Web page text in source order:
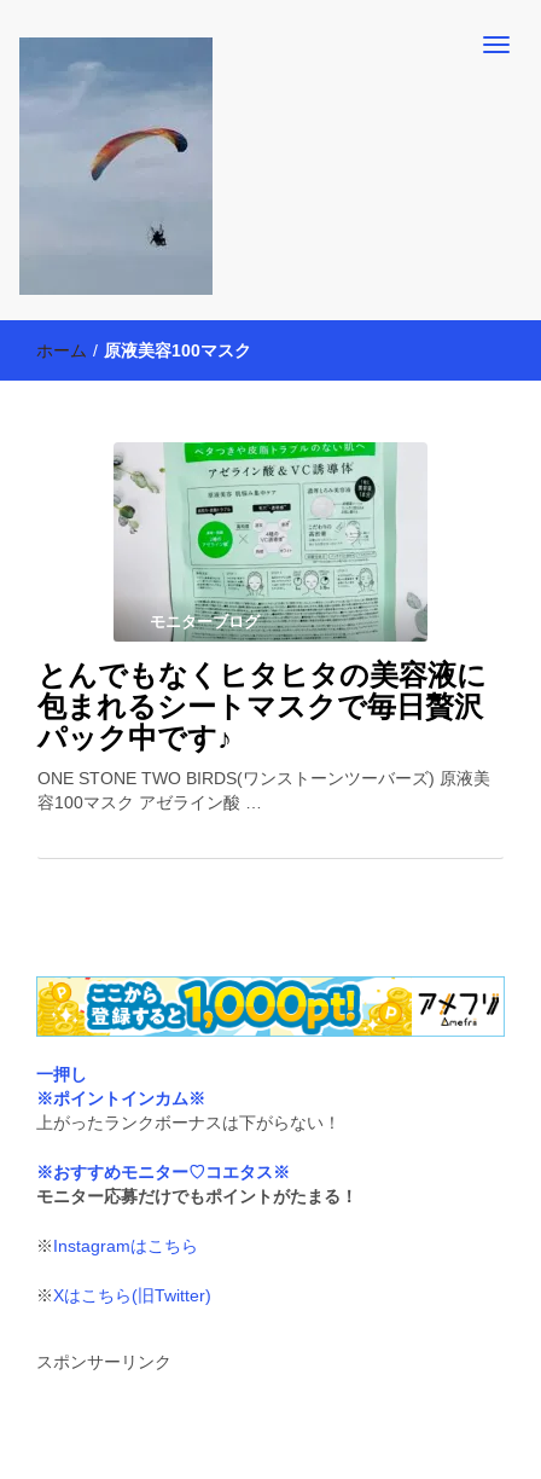
働く母の40代を楽しむ方法
ー活動を通して、豊かな生活を楽しんでいます。懸賞やモニター生
活だけでなく、大好きな【旅行・温泉・食育・美容健康アイテム探
索】も全力で楽しみます。
ホーム / 原液美容100マスク
モニターブログ
とんでもなくヒタヒタの美容液に
包まれるシートマスクで毎日贅沢
パック中です♪
ONE STONE TWO BIRDS(ワンストーンツーバーズ) 原液美
容100マスク アゼライン酸 …
一押し
※ポイントインカム※
上がったランクボーナスは下がらない！
※おすすめモニター♡コエタス※
モニター応募だけでもポイントがたまる！
※Instagramはこちら
※Xはこちら(旧Twitter)
スポンサーリンク